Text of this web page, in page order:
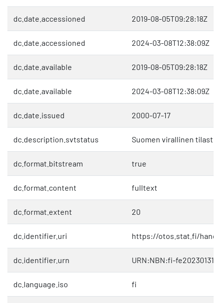
dc.date.accessioned 2019-08-05T09:28:18Z
dc.date.accessioned 2024-03-08T12:38:09Z
dc.date.available 2019-08-05T09:28:18Z
dc.date.available 2024-03-08T12:38:09Z
dc.date.issued 2000-07-17
dc.description.svtstatus Suomen virallinen tilasto
dc.format.bitstream true
dc.format.content fulltext
dc.format.extent 20
dc.identifier.uri https://otos.stat.fi/
dc.identifier.urn URN:NBN:fi-
dc.language.iso fi